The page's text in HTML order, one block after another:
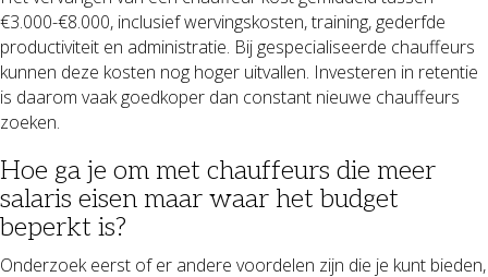
€3.000-€8.000, inclusief wervingskosten, training, gederfde
productiviteit en administratie. Bij gespecialiseerde chauffeurs
kunnen deze kosten nog hoger uitvallen. Investeren in retentie
is daarom vaak goedkoper dan constant nieuwe chauffeurs
zoeken.
Hoe ga je om met chauffeurs die meer
salaris eisen maar waar het budget
beperkt is?
Onderzoek eerst of er andere voordelen zijn die je kunt bieden,